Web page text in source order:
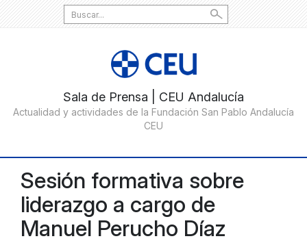
Search
for:
Sesión formativa sobre
liderazgo a cargo de
Manuel Perucho Díaz